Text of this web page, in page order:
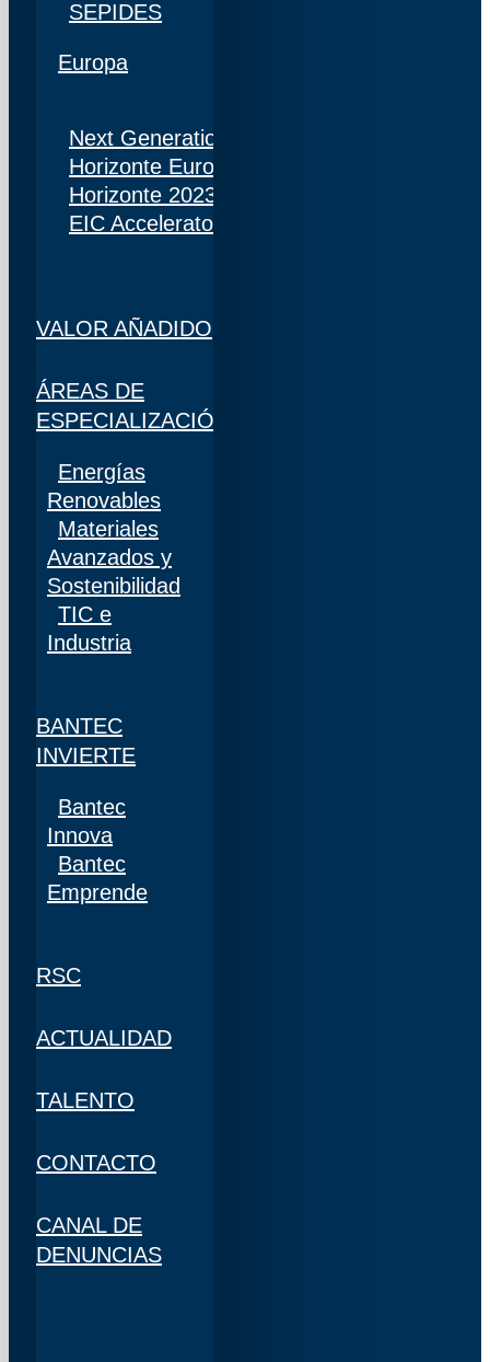
SEPIDES
Europa
Next Generation
Horizonte Europa
Horizonte 2023
EIC Accelerator
VALOR AÑADIDO
ÁREAS DE
ESPECIALIZACIÓN
Energías
Renovables
Materiales
Avanzados y
Sostenibilidad
TIC e
Industria
BANTEC
INVIERTE
Bantec
Innova
Bantec
Emprende
RSC
ACTUALIDAD
TALENTO
CONTACTO
CANAL DE
DENUNCIAS